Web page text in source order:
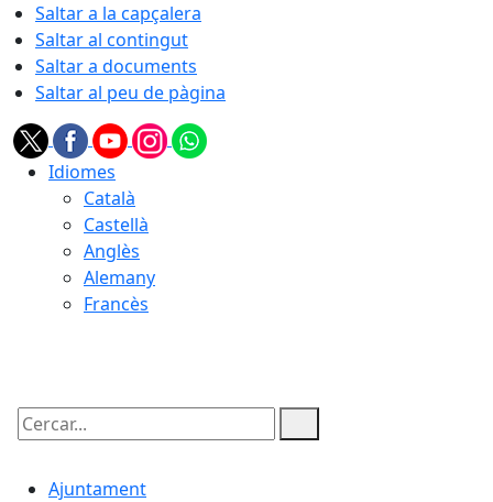
Saltar a la capçalera
Saltar al contingut
Saltar a documents
Saltar al peu de pàgina
Idiomes
Català
Castellà
Anglès
Alemany
Francès
Cercar:
Ajuntament